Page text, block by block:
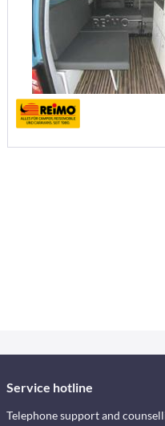
Service hotline
Telephone support and